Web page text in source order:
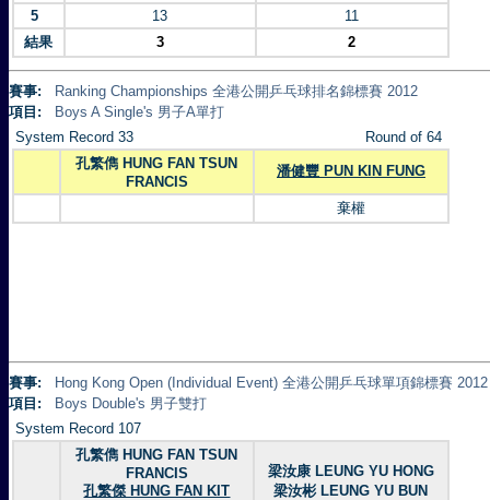
5
13
11
結果
3 2
賽事:
Ranking Championships 全港公開乒乓球排名錦標賽 2012
項目:
Boys A Single's 男子A單打
System Record 33
Round of 64
孔繁儁 HUNG FAN TSUN
FRANCIS
潘健豐 PUN KIN FUNG
棄權
賽事:
Hong Kong Open (Individual Event) 全港公開乒乓球單項錦標賽 2012
項目:
Boys Double's 男子雙打
System Record 107
孔繁儁 HUNG FAN TSUN
FRANCIS
孔繁傑 HUNG FAN KIT
梁汝康 LEUNG YU HONG
梁汝彬 LEUNG YU BUN